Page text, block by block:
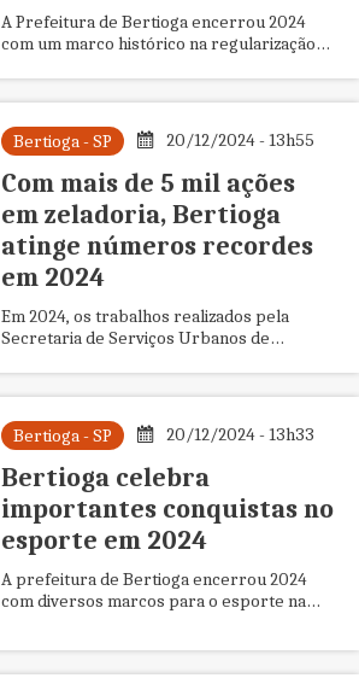
A Prefeitura de Bertioga encerrou 2024
com um marco histórico na regularização
Bertioga - SP 20/12/2024 - 13h55
Com mais de 5 mil ações
em zeladoria, Bertioga
atinge números recordes
em 2024
Em 2024, os trabalhos realizados pela
Secretaria de Serviços Urbanos de
Bertioga - SP 20/12/2024 - 13h33
Bertioga celebra
importantes conquistas no
esporte em 2024
A prefeitura de Bertioga encerrou 2024
com diversos marcos para o esporte na